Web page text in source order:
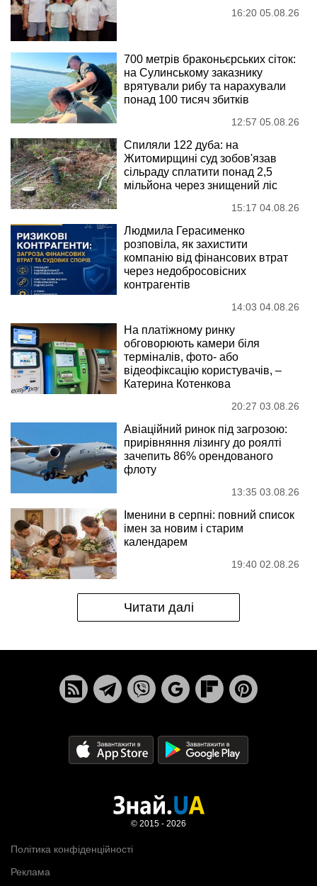
16:20 05.08.26
700 метрів браконьєрських сіток:
на Сулинському заказнику
врятували рибу та нарахували
понад 100 тисяч збитків
12:57 05.08.26
Спиляли 122 дуба: на
Житомирщині суд зобов'язав
сільраду сплатити понад 2,5
мільйона через знищений ліс
15:17 04.08.26
Людмила Герасименко
розповіла, як захистити
компанію від фінансових втрат
через недобросовісних
контрагентів
14:03 04.08.26
На платіжному ринку
обговорюють камери біля
терміналів, фото- або
відеофіксацію користувачів, –
Катерина Котенкова
20:27 03.08.26
Авіаційний ринок під загрозою:
прирівняння лізингу до роялті
зачепить 86% орендованого
флоту
13:35 03.08.26
Іменини в серпні: повний список
імен за новим і старим
календарем
19:40 02.08.26
Читати далі
Політика конфіденційності
Реклама
© 2015 - 2026